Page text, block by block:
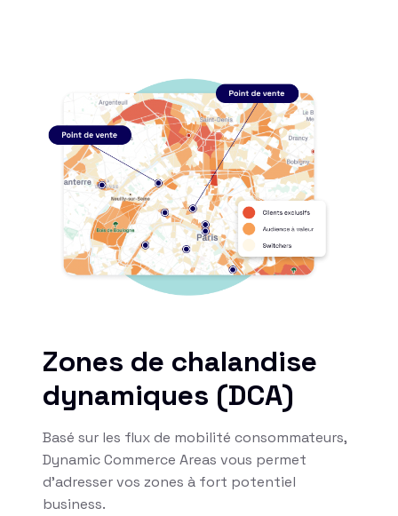
Zones de chalandise
dynamiques (DCA)
Basé sur les flux de mobilité consommateurs,
Dynamic Commerce Areas vous permet
d’adresser vos zones à fort potentiel
business.